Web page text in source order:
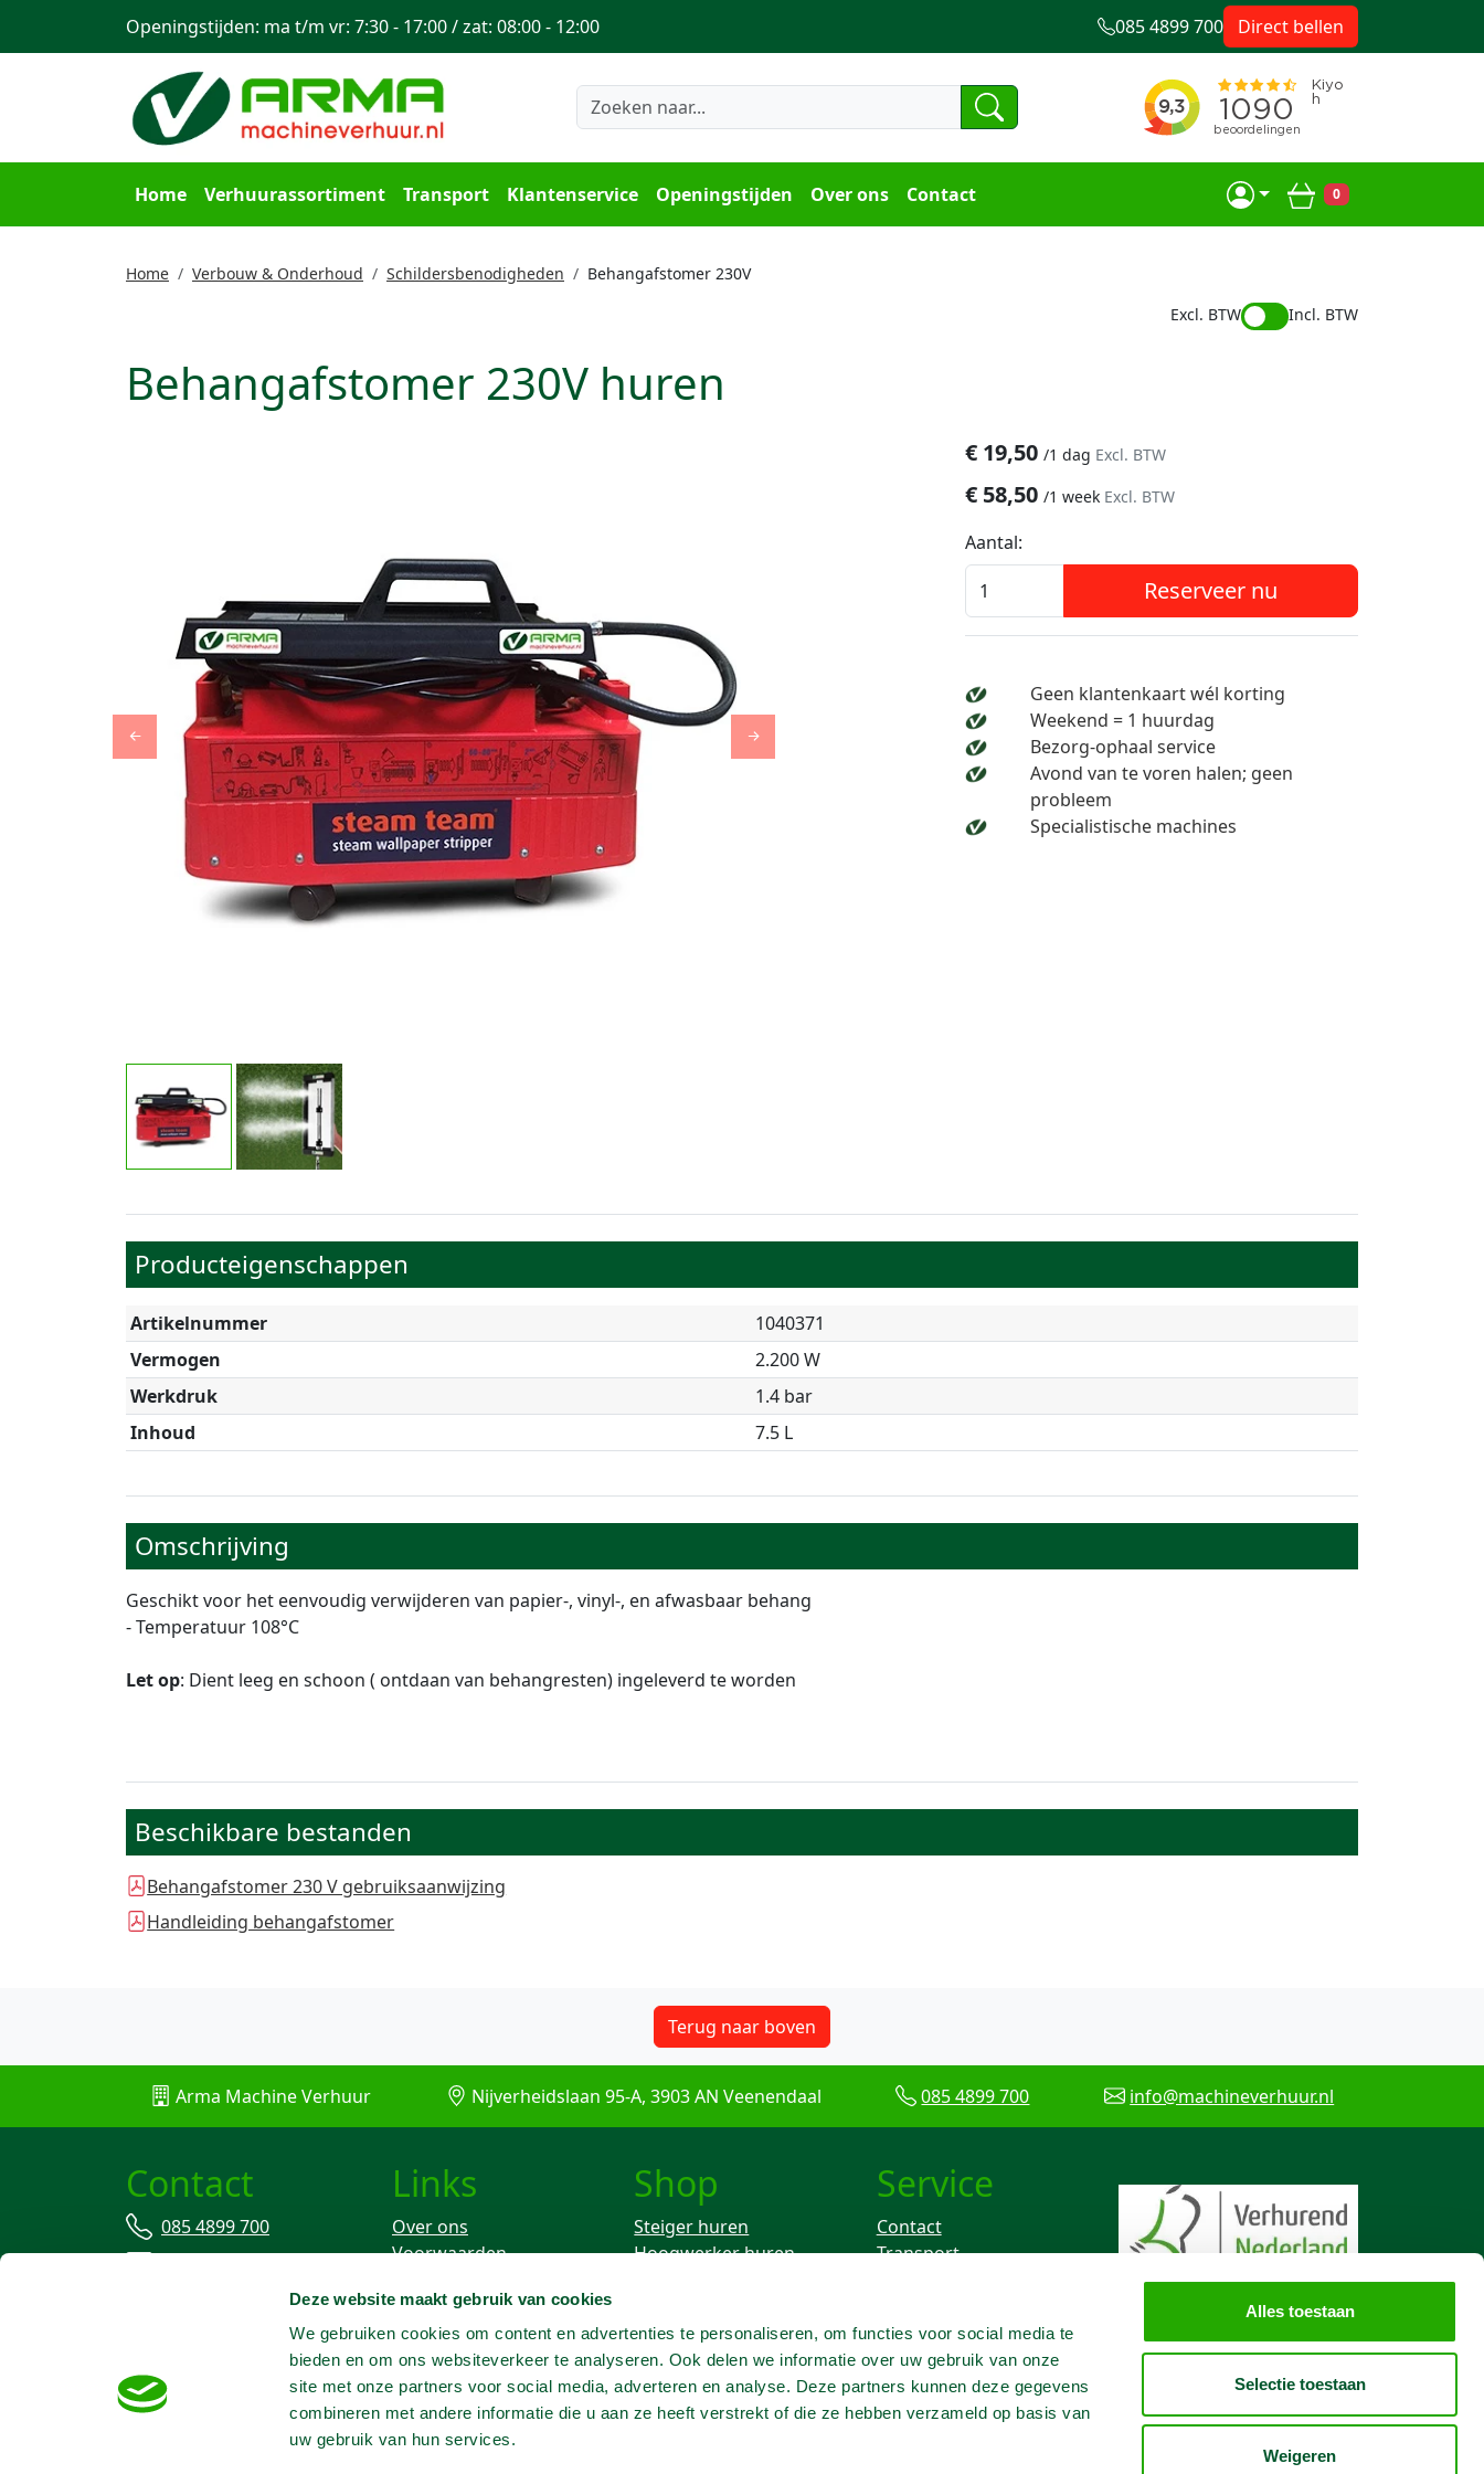
Deze website maakt gebruik van cookies
We gebruiken cookies om content en advertenties te personaliseren, om functies voor social media te
bieden en om ons websiteverkeer te analyseren. Ook delen we informatie over uw gebruik van onze
site met onze partners voor social media, adverteren en analyse. Deze partners kunnen deze gegevens
combineren met andere informatie die u aan ze heeft verstrekt of die ze hebben verzameld op basis van
uw gebruik van hun services.
Alles toestaan
Selectie toestaan
Weigeren
Home Verhuurassortiment Transport Klantenservice Openingstijden Over ons Contact Winkelwagen
0
Openingstijden: ma t/m vr: 7:30 - 17:00 / zat: 08:00 - 12:00 085 4899 700 Direct bellen
Home Verbouw & Onderhoud Schildersbenodigheden
Behangafstomer 230V
Excl. BTW
Incl. BTW
Behangafstomer 230V huren
€ 19,50 /1 dag Excl. BTW
€ 58,50 /1 week Excl. BTW
Aantal:
Reserveer nu
Geen klantenkaart wél korting
Weekend = 1 huurdag
Bezorg-ophaal service
Avond van te voren halen; geen
probleem
Specialistische machines
Previous Next
Producteigenschappen
Artikelnummer
1040371
Vermogen
2.200 W
Werkdruk
1.4 bar
Inhoud
7.5 L
Omschrijving
Geschikt voor het eenvoudig verwijderen van papier-, vinyl-, en afwasbaar behang
- Temperatuur 108°C
Let op: Dient leeg en schoon ( ontdaan van behangresten) ingeleverd te worden
Beschikbare bestanden
Behangafstomer 230 V gebruiksaanwijzing
Handleiding behangafstomer
Terug naar boven
Arma Machine Verhuur Nijverheidslaan 95-A, 3903 AN Veenendaal 085 4899 700 info@machineverhuur.nl
Contact
085 4899 700
info@machineverhuur.nl
Links
Over ons
Voorwaarden
Stofvrij werken
Shop
Steiger huren
Hoogwerker huren
Knikarm hoogwerker
huren
Telescoophoogwerker
huren
Service
Contact
Transport